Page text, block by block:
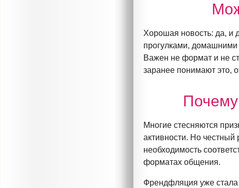
Хорошая новость: да, и
прогулками,
Важен не формат и не
заранее понимают это,
Почему
Многие стесняются
активности. Но честный
необходимость
форматах общения.
Френдфляция уже